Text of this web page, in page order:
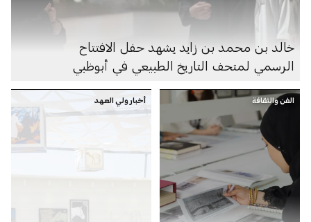
خالد بن محمد بن زايد يشهد حفل الافتتاح
الرسمي لمتحف التاريخ الطبيعي في أبوظبي
الفن والثقافة أخبار ولي العهد